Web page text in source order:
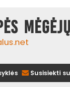
Susisiekti